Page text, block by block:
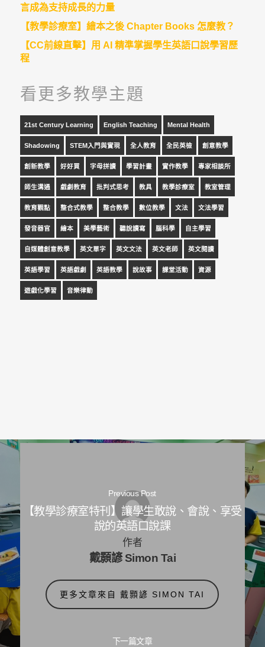
言成為支持成長的力量
【教學診療室】繪本之後 Chapter Books 怎麼教？
【CC前線直擊】用 AI 精準掌握學生英語口說學習歷
程
看更多教學主題
21st Century Learning English Teaching Mental Health
Shadowing STEM入門與實現 全人教育 全民英檢 創意教學
創新教學 好好買 字母拼讀 學習計畫 實作教學 專家相談所
師生溝通 戲劇教育 批判式思考 教具 教學診療室 教室管理
教育觀點 整合式教學 整合教學 數位教學 文法 文法學習
發音器官 繪本 美學藝術 聽說讀寫 腦科學 自主學習
自媒體創意教學 英文單字 英文文法 英文老師 英文閱讀
英語學習 英語戲劇 英語教學 說故事 課堂活動 資源
遊戲化學習 音樂律動
Previous Post
【教學診療室特刊】讓學生敢說、會說、享受
說的英語口說課
下一篇文章
作者
戴顥諺 Simon Tai
更多文章來自 戴顥諺 SIMON TAI